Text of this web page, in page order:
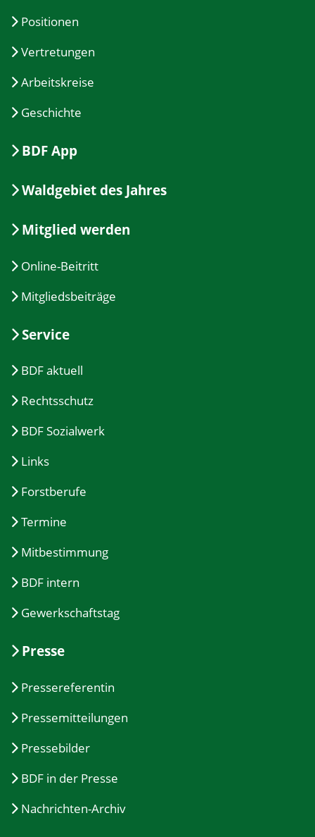
Positionen
Vertretungen
Arbeitskreise
Geschichte
BDF App
Waldgebiet des Jahres
Mitglied werden
Online-Beitritt
Mitgliedsbeiträge
Service
BDF aktuell
Rechtsschutz
BDF Sozialwerk
Links
Forstberufe
Termine
Mitbestimmung
BDF intern
Gewerkschaftstag
Presse
Pressereferentin
Pressemitteilungen
Pressebilder
BDF in der Presse
Nachrichten-Archiv